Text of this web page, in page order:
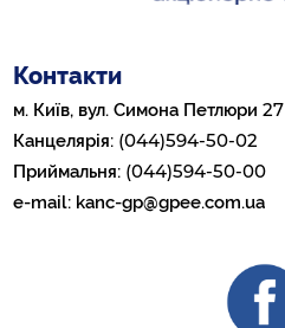
Контакти
м. Київ, вул. Симона Петлюри27
Канцелярія: (044)594-50-02
Приймальня: (044)594-50-00
e-mail: kanc-gp@gpee.com.ua